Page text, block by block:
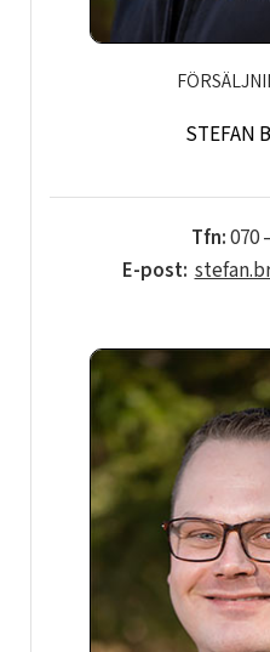
STEFAN
Tfn:070
E-post: